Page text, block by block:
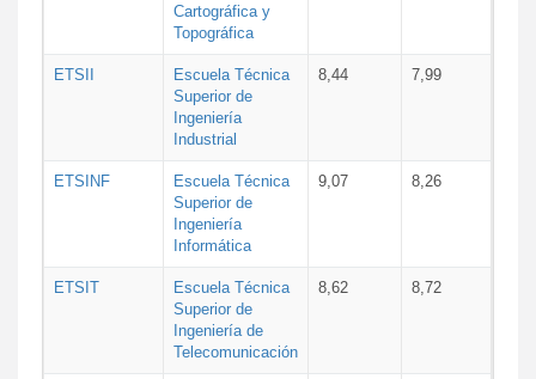
Cartográfica y
Topográfica
ETSII
Escuela Técnica
Superior de
Ingeniería
Industrial
8,44 7,99
ETSINF
Escuela Técnica
Superior de
Ingeniería
Informática
9,07 8,26
ETSIT
Escuela Técnica
Superior de
Ingeniería de
Telecomunicación
8,62 8,72